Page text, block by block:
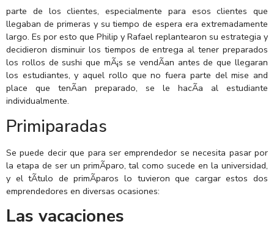
parte de los clientes, especialmente para esos clientes que
llegaban de primeras y su tiempo de espera era extremadamente
largo. Es por esto que Philip y Rafael replantearon su estrategia y
decidieron disminuir los tiempos de entrega al tener preparados
los rollos de sushi que mÃ¡s se vendÃ­an antes de que llegaran
los estudiantes, y aquel rollo que no fuera parte del mise and
place que tenÃ­an preparado, se le hacÃ­a al estudiante
individualmente.
Primiparadas
Se puede decir que para ser emprendedor se necesita pasar por
la etapa de ser un primÃ­paro, tal como sucede en la universidad,
y el tÃ­tulo de primÃ­paros lo tuvieron que cargar estos dos
emprendedores en diversas ocasiones:
Las vacaciones